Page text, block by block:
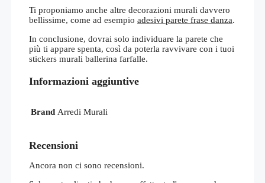
Ti proponiamo anche altre decorazioni murali davvero
bellissime, come ad esempio adesivi parete frase danza.
In conclusione, dovrai solo individuare la parete che
più ti appare spenta, così da poterla ravvivare con i tuoi
stickers murali ballerina farfalle.
Informazioni aggiuntive
Brand Arredi Murali
Recensioni
Ancora non ci sono recensioni.